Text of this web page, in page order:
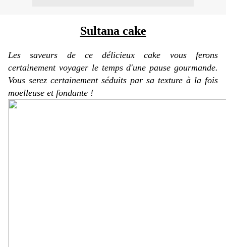
Sultana cake
Les saveurs de ce délicieux cake vous ferons
certainement voyager le temps d'une pause gourmande.
Vous serez certainement séduits par sa texture à la fois
moelleuse et fondante !